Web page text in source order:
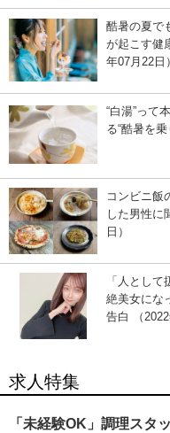
酷暑の夏で
が起こす健
年07月22日）
“白湯”って
る“酷暑を
コンビニ飯
した男性に
日）
「人とし
絶美女にな
告白 （2022
求人特集
「未経験OK」調理スタ